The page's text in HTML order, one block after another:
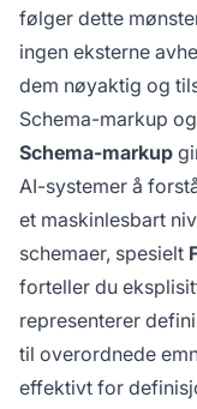
følger dette
ingen eksterne
dem nøyaktig og
Schema-markup
Schema-markup
AI-systemer å
et maskinlesbart
schemaer, spesielt
forteller du
representerer
til overordnede
effektivt for